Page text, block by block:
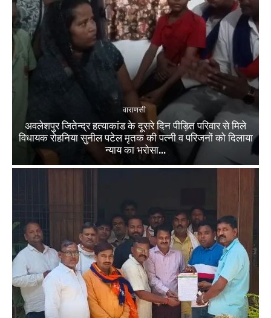
वाराणसी
अवलेशपुर जितेन्द्र हत्याकांड के दूसरे दिन पीड़ित परिवार से मिले
विधायक रोहनिया सुनील पटेल मृतक की पत्नी व परिजनों को दिलाया
न्याय का भरोसा...